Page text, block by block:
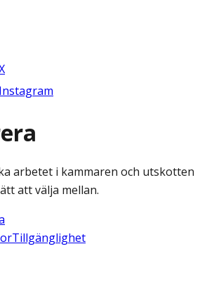
arbetet i kammaren och utskotten
att välja mellan.
Tillgänglighet